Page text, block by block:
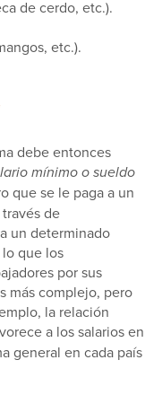
de cerdo, etc.).
etc.).
debe entonces
mínimo o sueldo
que se le paga a un
de
un determinado
que los
por sus
más complejo, pero
la relación
a los salarios en
general en cada país